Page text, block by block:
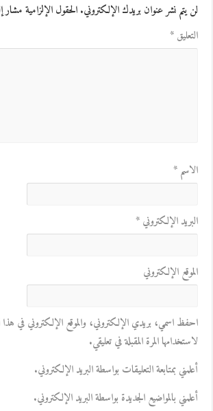
لن يتم نشر عنوان بريدك الإلكتروني.الحقول الإلزامية مشار
التعليق*
الاسم*
البريد الإلكتروني*
الموقع الإلكتروني
احفظ اسمي، بريدي الإلكتروني، والموقع الإلكتروني في
لاستخدامها المرة المقبلة في تعليقي.
أعلمني بمتابعة التعليقات بواسطة البريد الإلكتروني.
أعلمني بالمواضيع الجديدة بواسطة البريد الإلكتروني.